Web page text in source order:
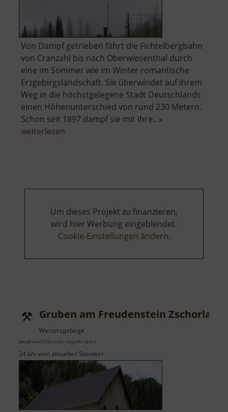
Von Dampf getrieben fährt die Fichtelbergbahn
von Cranzahl bis nach Oberwiesenthal durch
eine im Sommer wie im Winter romantische
Erzgebirgslandschaft. Sie überwindet auf ihrem
Weg in die höchstgelegene Stadt Deutschlands
einen Höhenunterschied von rund 230 Metern.
Schon seit 1897 dampf sie mit ihre.. »
weiterlesen
Um dieses Projekt zu finanzieren,
wird hier Werbung eingeblendet.
Cookie-Einstellungen ändern.
Gruben am Freudenstein Zschorlau
Westerzgebirge
aktuell vom 07.06.2026 / Zugriffe: 28403
24 km vom aktuellen Standort